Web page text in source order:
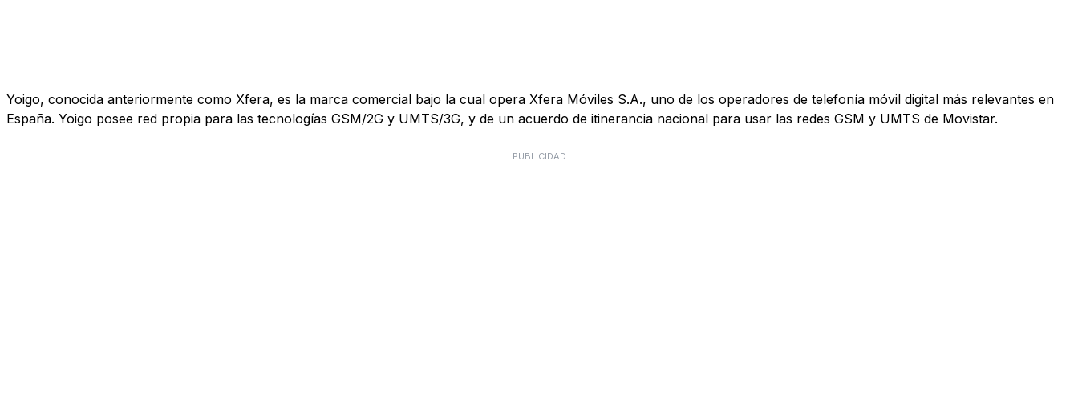
Yoigo, conocida anteriormente como Xfera, es la marca comercial bajo la cual opera Xfera Móviles S.A., uno de los operadores de telefonía móvil digital más relevantes en
España. Yoigo posee red propia para las tecnologías GSM/2G y UMTS/3G, y de un acuerdo de itinerancia nacional para usar las redes GSM y UMTS de Movistar.
PUBLICIDAD